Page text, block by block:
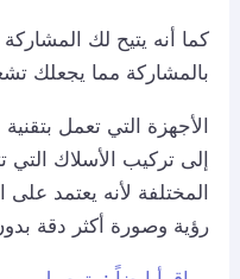
كما أنه يتيح لك
بالمشاركة مما يجعلك
الأجهزة التي تعمل
إلى تركيب الأسلاك
المختلفة لأنه يعتمد على
رؤية وصورة أكثر دقة